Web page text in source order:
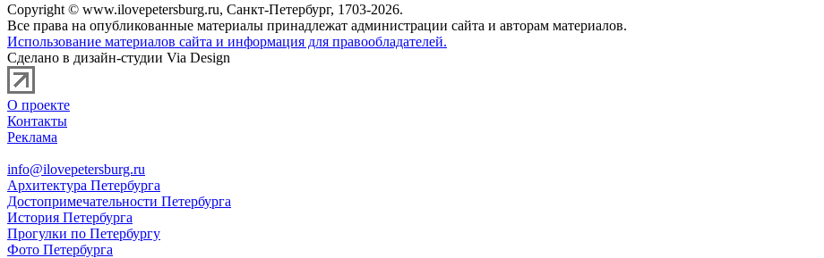
Copyright © www.ilovepetersburg.ru, Санкт-Петербург, 1703-2026.
Все права на опубликованные материалы принадлежат администрации сайта и авторам материалов.
Использование материалов сайта и информация для правообладателей.
Сделано в дизайн-студии Via Design
О проекте
Контакты
Реклама
info@ilovepetersburg.ru
Архитектура Петербурга
Достопримечательности Петербурга
История Петербурга
Прогулки по Петербургу
Фото Петербурга